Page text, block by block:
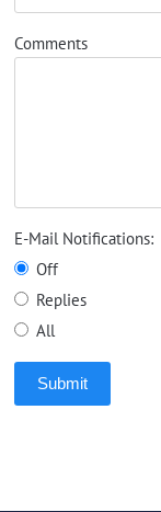
Comments
E-Mail Notifications:
Off
Replies
All
Submit